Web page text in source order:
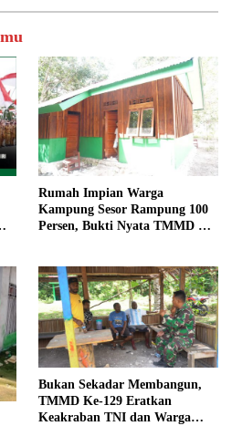
Rumah Impian Warga
Kampung Sesor Rampung 100
Persen, Bukti Nyata TMMD Ke-
Bukan Sekadar Membangun,
TMMD Ke-129 Eratkan
Keakraban TNI dan Warga